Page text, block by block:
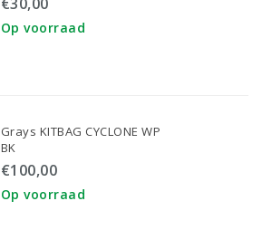
Op voorraad
Grays KITBAG CYCLONE WP
BK
€100,00
Op voorraad